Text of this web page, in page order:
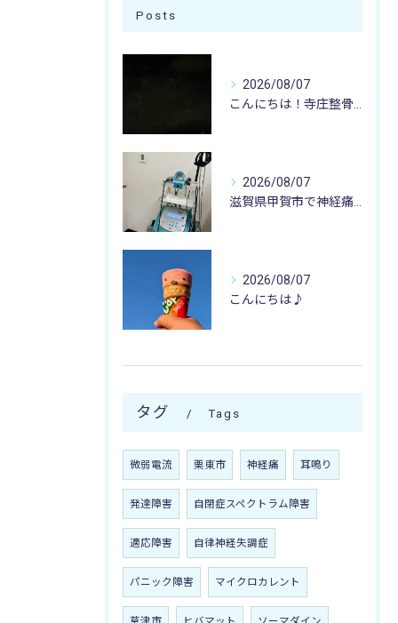
Posts
2026/08/07
2026/08/07
2026/08/07
こんにちは♪
タグ Tags
微弱電流 栗東市 神経痛 耳鳴り
発達障害 自閉症スペクトラム障害
適応障害 自律神経失調症
パニック障害 マイクロカレント